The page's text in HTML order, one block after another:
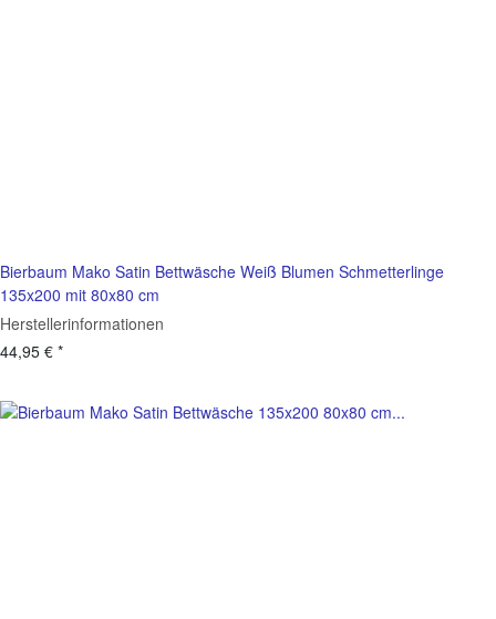
Bierbaum Mako Satin Bettwäsche Weiß Blumen Schmetterlinge
135x200 mit 80x80 cm
Herstellerinformationen
44,95 € *